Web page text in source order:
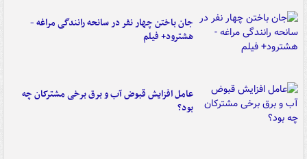
جان باختن چهار نفر در سانحه رانندگی مراغه -
هشترود+ فیلم
عامل افزایش قبوض آب و برق برخی مشترکان چه
بود؟